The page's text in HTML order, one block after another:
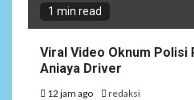
1 min read
Viral Video Oknum Polisi
Aniaya Driver
12 jam ago redaksi